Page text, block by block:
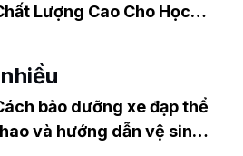
Lượng Cao Cho Học
bảo dưỡng xe đạp thể
và hướng dẫn vệ sinh